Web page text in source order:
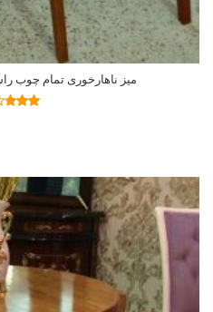
میز ناهارخوری تمام چوب
اطلاعات